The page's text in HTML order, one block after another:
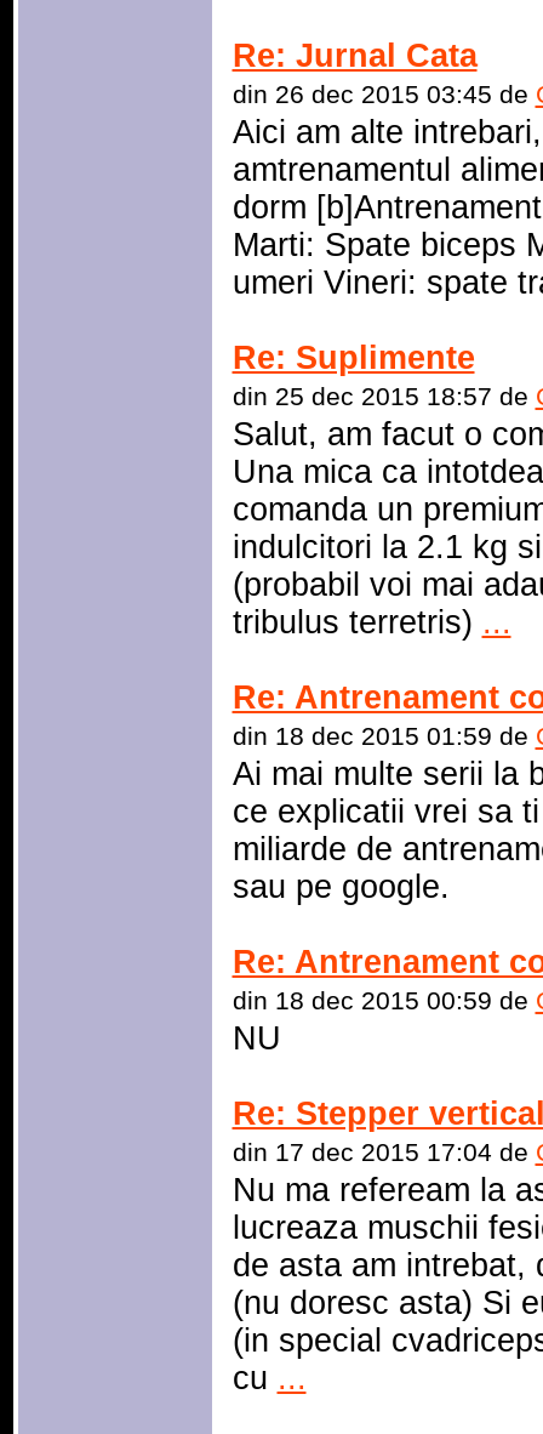
Re: Jurnal Cata
din 26 dec 2015 03:45 de
Aici am alte
amtrenamentul
dorm
Marti: Spate biceps
umeri Vineri: spate
Re: Suplimente
din 25 dec 2015 18:57 de
Salut, am facut o
Una mica ca
comanda un
indulcitori la 2.1 kg
(probabil voi mai
tribulus terretris) ...
Re: Antrenament
din 18 dec 2015 01:59 de
Ai mai multe serii la
ce explicatii vrei sa
miliarde de
sau pe google.
Re: Antrenament
din 18 dec 2015 00:59 de
NU
Re: Stepper
din 17 dec 2015 17:04 de
Nu ma refeream la
lucreaza muschii
de asta am intrebat,
(nu doresc asta) Si
(in special
cu ...